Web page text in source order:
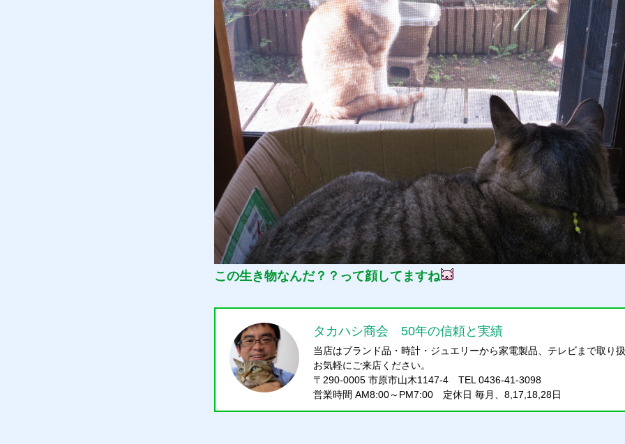
この生き物なんだ？？って顔してますね
タカハシ商会 50年の信頼と実績
当店はブランド品・時計・ジュエリーから家電製品、テレビまで取り
お気軽にご来店ください。
〒290-0005 市原市山木1147-4 TEL 0436-41-3098
営業時間 AM8:00～PM7:00 定休日 毎月、8,17,18,28日